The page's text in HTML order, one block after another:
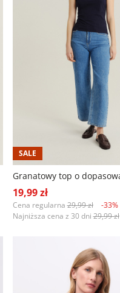
SALE
19,99 zł
Cena regularna29,99 zł
-33%
Najniższa cena z 30 dni29,99 zł